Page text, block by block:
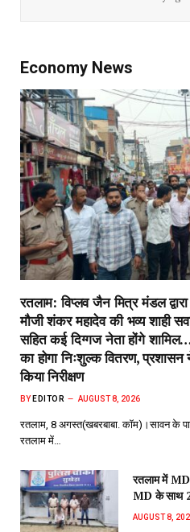
Economy News
रतलाम: विप्लव जैन मित्र मंडल
मौजी शंकर महादेव की भव्य शाही
सहित कई दिग्गज नेता होंगे
का होगा निःशुल्क वितरण,
किया निरीक्षण
BY EDITOR AUGUST 8, 2026
रतलाम, 8 अगस्त(खबरबाबा. कॉम)।सावन के
रतलाम में…
रतलाम में MD
MD के साथ
AUGUST 8,